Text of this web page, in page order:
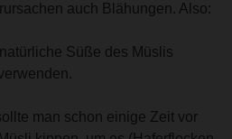
auch Blähungen. Also:
Süße des Müslis
man schon einige Zeit vor